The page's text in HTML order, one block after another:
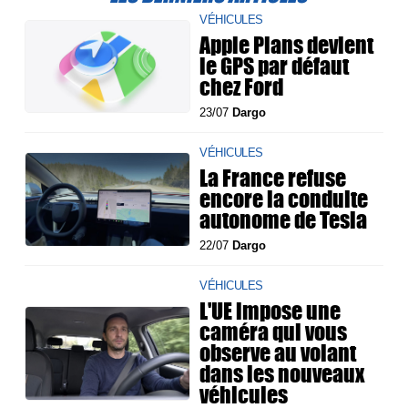
VÉHICULES
Apple Plans devient
le GPS par défaut
chez Ford
23/07 Dargo
VÉHICULES
La France refuse
encore la conduite
autonome de Tesla
22/07 Dargo
VÉHICULES
L'UE impose une
caméra qui vous
observe au volant
dans les nouveaux
véhicules